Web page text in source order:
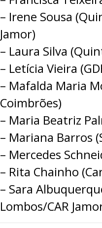
– Irene Sousa
Jamor)
– Laura Silva
– Letícia Vieira
– Mafalda Maria
Coimbrões)
– Maria Beatriz
– Mariana Barros
– Mercedes
– Rita Chainho
– Sara
Lombos/CAR